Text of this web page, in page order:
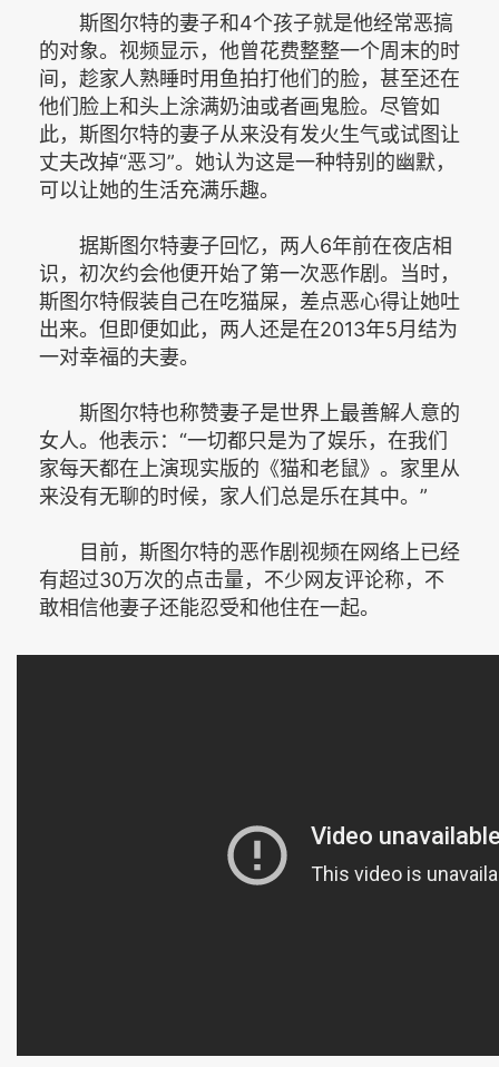
斯图尔特的妻子和4个孩子就是他经常恶搞
的对象。视频显示，他曾花费整整一个周末的时
间，趁家人熟睡时用鱼拍打他们的脸，甚至还在
他们脸上和头上涂满奶油或者画鬼脸。尽管如
此，斯图尔特的妻子从来没有发火生气或试图让
丈夫改掉“恶习”。她认为这是一种特别的幽默，
可以让她的生活充满乐趣。
据斯图尔特妻子回忆，两人6年前在夜店相
识，初次约会他便开始了第一次恶作剧。当时，
斯图尔特假装自己在吃猫屎，差点恶心得让她吐
出来。但即便如此，两人还是在2013年5月结为
一对幸福的夫妻。
斯图尔特也称赞妻子是世界上最善解人意的
女人。他表示：“一切都只是为了娱乐，在我们
家每天都在上演现实版的《猫和老鼠》。家里从
来没有无聊的时候，家人们总是乐在其中。”
目前，斯图尔特的恶作剧视频在网络上已经
有超过30万次的点击量，不少网友评论称，不
敢相信他妻子还能忍受和他住在一起。